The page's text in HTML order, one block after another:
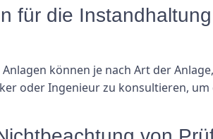
für die
können je nach Art der
oder Ingenieur zu konsultieren,